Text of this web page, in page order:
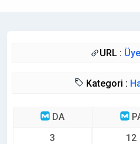
URL :
Kategori :
DA
3
12